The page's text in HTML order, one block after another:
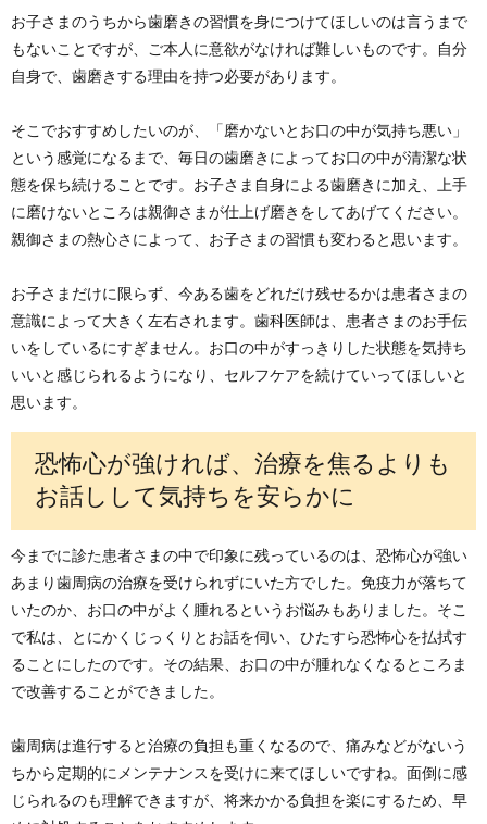
お子さまのうちから歯磨きの習慣を身につけてほしいのは言うまで
もないことですが、ご本人に意欲がなければ難しいものです。自分
自身で、歯磨きする理由を持つ必要があります。
そこでおすすめしたいのが、「磨かないとお口の中が気持ち悪い」
という感覚になるまで、毎日の歯磨きによってお口の中が清潔な状
態を保ち続けることです。お子さま自身による歯磨きに加え、上手
に磨けないところは親御さまが仕上げ磨きをしてあげてください。
親御さまの熱心さによって、お子さまの習慣も変わると思います。
お子さまだけに限らず、今ある歯をどれだけ残せるかは患者さまの
意識によって大きく左右されます。歯科医師は、患者さまのお手伝
いをしているにすぎません。お口の中がすっきりした状態を気持ち
いいと感じられるようになり、セルフケアを続けていってほしいと
思います。
恐怖心が強ければ、治療を焦るよりも
お話しして気持ちを安らかに
今までに診た患者さまの中で印象に残っているのは、恐怖心が強い
あまり歯周病の治療を受けられずにいた方でした。免疫力が落ちて
いたのか、お口の中がよく腫れるというお悩みもありました。そこ
で私は、とにかくじっくりとお話を伺い、ひたすら恐怖心を払拭す
ることにしたのです。その結果、お口の中が腫れなくなるところま
で改善することができました。
歯周病は進行すると治療の負担も重くなるので、痛みなどがないう
ちから定期的にメンテナンスを受けに来てほしいですね。面倒に感
じられるのも理解できますが、将来かかる負担を楽にするため、早